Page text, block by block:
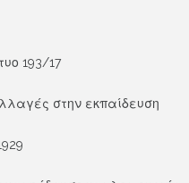
193/17
στην εκπαίδευση